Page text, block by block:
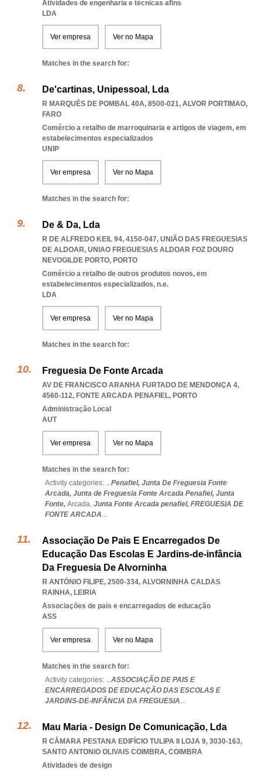
Atividades de engenharia e técnicas afins
LDA
Ver empresa Ver no Mapa
Matches in the search for:
De'cartinas, Unipessoal, Lda
R MARQUÊS DE POMBAL 40A, 8500-021, ALVOR PORTIMAO,
FARO
Comércio a retalho de marroquinaria e artigos de viagem, em
estabelecimentos especializados
UNIP
Ver empresa Ver no Mapa
Matches in the search for:
De & Da, Lda
R DE ALFREDO KEIL 94, 4150-047, UNIÃO DAS FREGUESIAS
DE ALDOAR, UNIAO FREGUESIAS ALDOAR FOZ DOURO
NEVOGILDE PORTO, PORTO
Comércio a retalho de outros produtos novos, em
estabelecimentos especializados, n.e.
LDA
Ver empresa Ver no Mapa
Matches in the search for:
Freguesia De Fonte Arcada
AV DE FRANCISCO ARANHA FURTADO DE MENDONÇA 4,
4560-112, FONTE ARCADA PENAFIEL, PORTO
Administração Local
AUT
Ver empresa Ver no Mapa
Matches in the search for:
Activity categories: ...Penafiel, Junta De Freguesia Fonte
Arcada, Junta de Freguesia Fonte Arcada Penafiel, Junta
Fonte, Arcada, Junta Fonte Arcada penafiel, FREGUESIA DE
FONTE ARCADA...
Associação De Pais E Encarregados De
Educação Das Escolas E Jardins-de-infância
Da Freguesia De Alvorninha
R ANTÓNIO FILIPE, 2500-334, ALVORNINHA CALDAS
RAINHA, LEIRIA
Associações de pais e encarregados de educação
ASS
Ver empresa Ver no Mapa
Matches in the search for:
Activity categories: ...ASSOCIAÇÃO DE PAIS E
ENCARREGADOS DE EDUCAÇÃO DAS ESCOLAS E
JARDINS-DE-INFÂNCIA DA FREGUESIA...
Mau Maria - Design De Comunicação, Lda
R CÂMARA PESTANA EDIFÍCIO TULIPA II LOJA 9, 3030-163,
SANTO ANTONIO OLIVAIS COIMBRA, COIMBRA
Atividades de design